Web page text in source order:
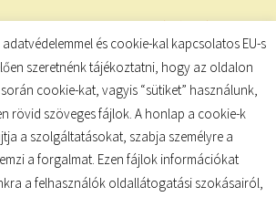
post:
és cookie-kal kapcsolatos EU-s
szeretnénk tájékoztatni, hogy az oldalon
cookie-kat, vagyis “sütiket” használunk,
rövid szöveges fájlok. A honlap a cookie-k
a szolgáltatásokat, szabja személyre a
a forgalmat. Ezen fájlok információkat
a felhasználók oldallátogatási szokásairól,